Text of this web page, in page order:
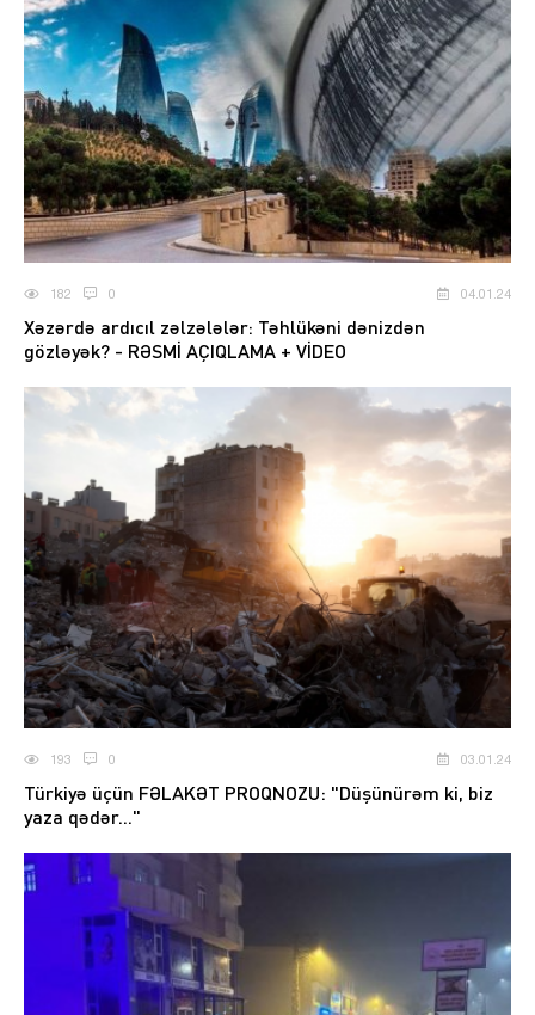
182 0 04.01.24
Xəzərdə ardıcıl zəlzələlər: Təhlükəni dənizdən
gözləyək? - RƏSMİ AÇIQLAMA + VİDEO
193 0 03.01.24
Türkiyə üçün FƏLAKƏT PROQNOZU: "Düşünürəm ki, biz
yaza qədər..."